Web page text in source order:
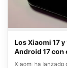
Los Xiaomi 17
Android 17 con
Xiaomi ha lanzado